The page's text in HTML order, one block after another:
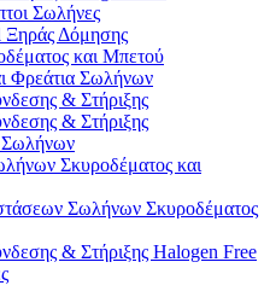
Σωλήνες
Ξηράς Δόμησης
και Μπετού
Φρεάτια Σωλήνων
& Στήριξης
& Στήριξης
Σκυροδέματος και
Σωλήνων Σκυροδέματος
& Στήριξης Halogen Free